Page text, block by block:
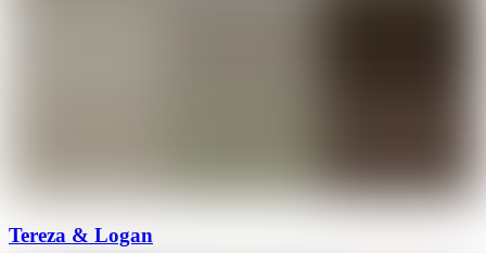
Tereza & Logan